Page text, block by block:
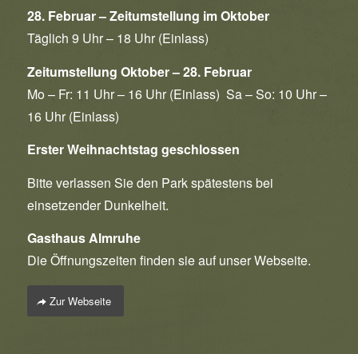
28. Februar – Zeitumstellung im Oktober
Täglich 9 Uhr – 18 Uhr (Einlass)
Zeitumstellung Oktober – 28. Februar
Mo – Fr: 11 Uhr – 16 Uhr (Einlass) Sa – So: 10 Uhr –
16 Uhr (Einlass)
Erster Weihnachtstag geschlossen
Bitte verlassen Sie den Park spätestens bei
einsetzender Dunkelheit.
Gasthaus Almruhe
Die Öffnungszeiten finden sie auf unser Webseite.
Zur Webseite